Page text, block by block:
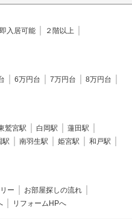
即入居可能
２階以上
6万円台 7万円台
8万円台
鷲宮駅 白岡駅
蓮田駅
駅 南羽生駅 姫宮駅
和戸駅
ー
お部屋探しの流れ
リフォームHPへ